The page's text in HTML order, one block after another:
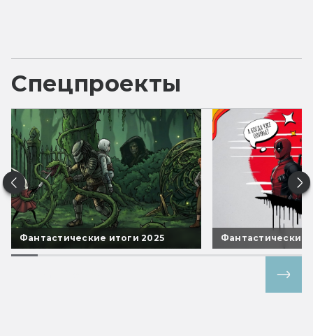
Спецпроекты
Фантастические итоги 2025 Фантастические